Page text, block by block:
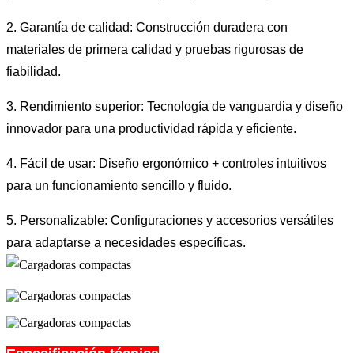
2. Garantía de calidad: Construcción duradera con
materiales de primera calidad y pruebas rigurosas de
fiabilidad.
3. Rendimiento superior: Tecnología de vanguardia y diseño
innovador para una productividad rápida y eficiente.
4. Fácil de usar: Diseño ergonómico + controles intuitivos
para un funcionamiento sencillo y fluido.
5. Personalizable: Configuraciones y accesorios versátiles
para adaptarse a necesidades específicas.